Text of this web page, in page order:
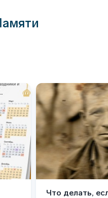
Что делать,